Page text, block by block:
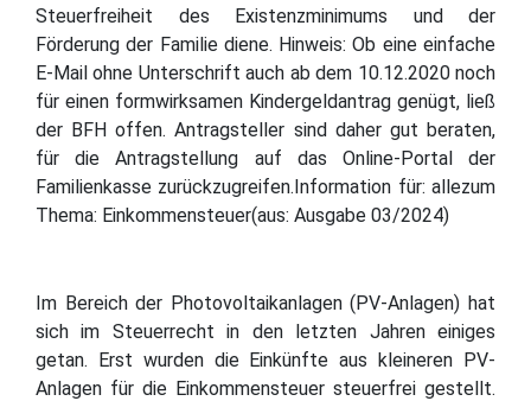
Steuerfreiheit des Existenzminimums und der
Förderung der Familie diene. Hinweis: Ob eine einfache
E-Mail ohne Unterschrift auch ab dem 10.12.2020 noch
für einen formwirksamen Kindergeldantrag genügt, ließ
der BFH offen. Antragsteller sind daher gut beraten,
für die Antragstellung auf das Online-Portal der
Familienkasse zurückzugreifen.Information für: allezum
Thema: Einkommensteuer(aus: Ausgabe 03/2024)
Im Bereich der Photovoltaikanlagen (PV-Anlagen) hat
sich im Steuerrecht in den letzten Jahren einiges
getan. Erst wurden die Einkünfte aus kleineren PV-
Anlagen für die Einkommensteuer steuerfrei gestellt.